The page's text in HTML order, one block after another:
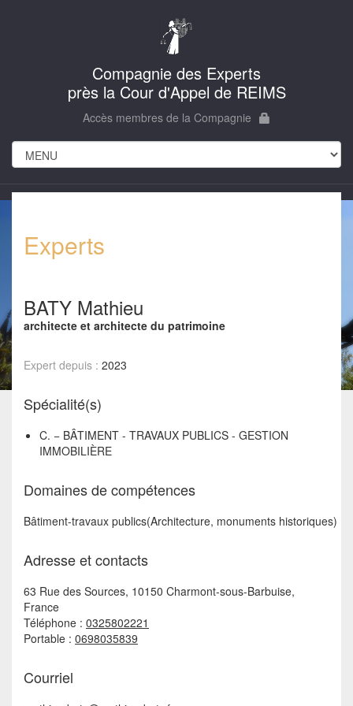
Compagnie des Experts
près la Cour d'Appel de REIMS
Accès membres de la Compagnie
Experts
BATY Mathieu
architecte et architecte du patrimoine
Expert depuis : 2023
Spécialité(s)
C. − BÂTIMENT - TRAVAUX PUBLICS - GESTION
IMMOBILIÈRE
Domaines de compétences
Bâtiment-travaux publics(Architecture, monuments historiques)
Adresse et contacts
63 Rue des Sources, 10150 Charmont-sous-Barbuise,
France
Téléphone : 0325802221
Portable : 0698035839
Courriel